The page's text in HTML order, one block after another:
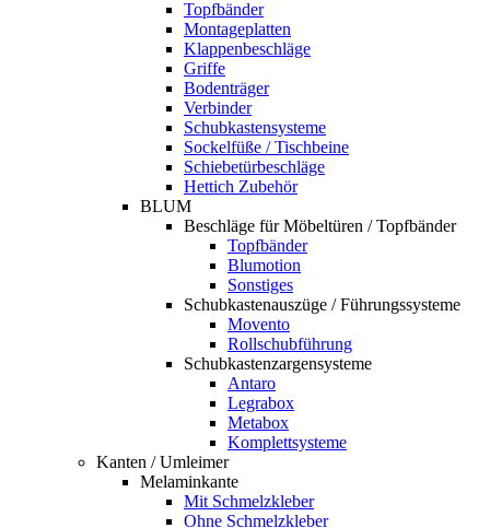
Topfbänder
Montageplatten
Klappenbeschläge
Griffe
Bodenträger
Verbinder
Schubkastensysteme
Sockelfüße / Tischbeine
Schiebetürbeschläge
Hettich Zubehör
BLUM
Beschläge für Möbeltüren / Topfbänder
Topfbänder
Blumotion
Sonstiges
Schubkastenauszüge / Führungssysteme
Movento
Rollschubführung
Schubkastenzargensysteme
Antaro
Legrabox
Metabox
Komplettsysteme
Kanten / Umleimer
Melaminkante
Mit Schmelzkleber
Ohne Schmelzkleber